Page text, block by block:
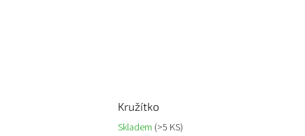
Kružítko
Skladem (>5 KS)